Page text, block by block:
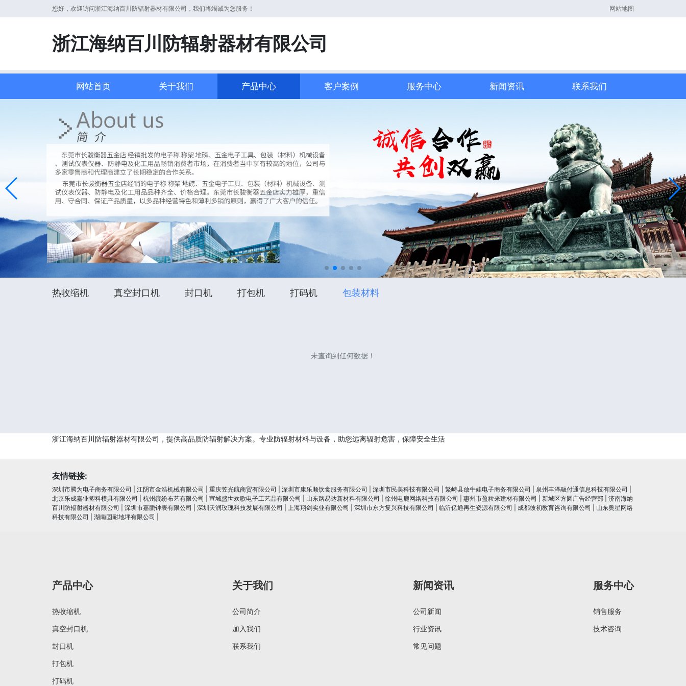
您好，欢迎访问浙江海纳百川防辐射器材有限公司，我们将竭诚为您服务！ 网站地图
浙江海纳百川防辐射器材有限公司
网站首页 关于我们 产品中心 客户案例 服务中心 新闻资讯 联系我们
热收缩机 真空封口机 封口机 打包机 打码机 包装材料
未查询到任何数据！
浙江海纳百川防辐射器材有限公司，提供高品质防辐射解决方案。专业防辐射材料与设备，助您远离辐射危害，保障安全生活
友情链接:
深圳市腾为电子商务有限公司 江阴市金浩机械有限公司 重庆笠光航商贸有限公司 深圳市康乐顺饮食服务有限公司 深圳市民美科技有限公司 繁峙县放牛娃电子商务有限公司 泉州丰泽融付通信息科技有限公司
北京乐成嘉业塑料模具有限公司
杭州缤纷布艺有限公司 宣城盛世欢歌电子工艺品有限公司 山东路易达新材料有限公司 徐州电鹿网络科技有限公司 惠州市盈粒来建材有限公司 新城区方圆广告经营部
济南海纳
百川防辐射器材有限公司
深圳市嘉鹏钟表有限公司 深圳天润玫瑰科技发展有限公司 上海翔剑实业有限公司 深圳市东方复兴科技有限公司 临沂亿通再生资源有限公司 成都彼初教育咨询有限公司
山东奥星网络
科技有限公司
湖南固耐地坪有限公司
产品中心
热收缩机
真空封口机
封口机
打包机
打码机
关于我们
公司简介
加入我们
联系我们
新闻资讯
公司新闻
行业资讯
常见问题
服务中心
销售服务
技术咨询